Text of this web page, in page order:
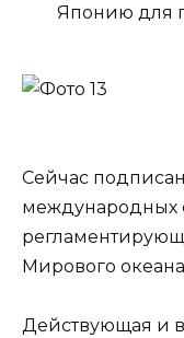
Японию для
Сейчас
международных
Мирового
Действующая и